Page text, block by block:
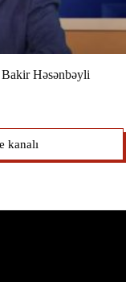
Bakir Həsənbəyli
kanalı